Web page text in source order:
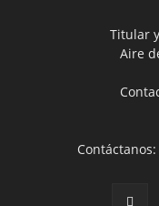
Titular
Aire
Contáctanos: